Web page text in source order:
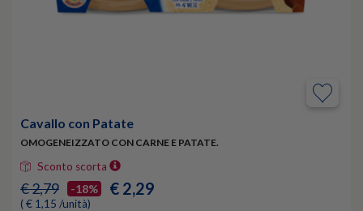
Cavallo con Patate
OMOGENEIZZATO CON CARNE E PATATE.
Sconto scorta
€ 2,79 -18% € 2,29
( € 1,15 /unità)